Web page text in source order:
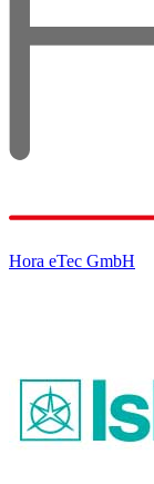
Hora eTec GmbH